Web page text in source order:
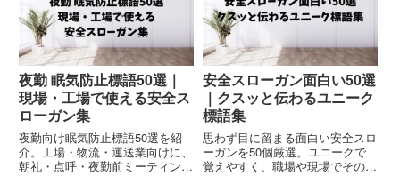
夜勤 眠気防止標語50選｜
現場・工場で使える安全ス
ローガン集
夜勤向け眠気防止標語50選を紹
介。工場・物流・運送業向けに、
朝礼・点呼・夜勤前ミーティング
安全スローガン面白い50選
｜クスッと伝わるユニーク
標語集
思わず目に留まる面白い安全スロ
ーガンを50個厳選。ユニークで
覚えやすく、職場や現場でそのま